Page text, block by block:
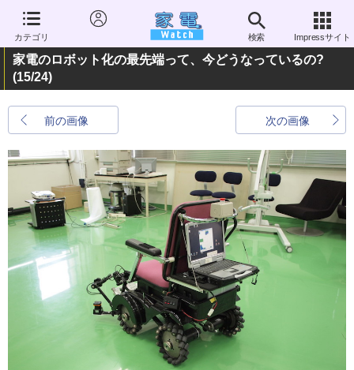
カテゴリ 検索 Impressサイト
家電のロボット化の最先端って、今どうなっているの?
(15/24)
前の画像 次の画像